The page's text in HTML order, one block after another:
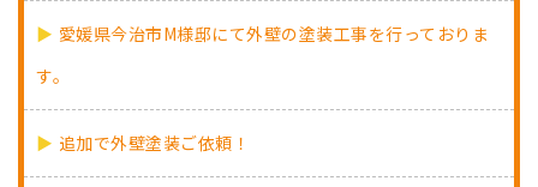
愛媛県今治市M様邸にて外壁の塗装工事を行っておりま
す。
追加で外壁塗装ご依頼！